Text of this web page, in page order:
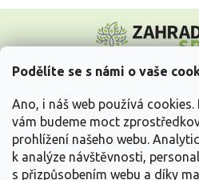
Podělíte se s námi o vaše
Ano, i náš web používá
vám budeme moct
prohlížení našeho webu.
k analýze návštěvnosti,
s přizpůsobením webu a díky
p
Vše o nákupu
Informace pro Vás